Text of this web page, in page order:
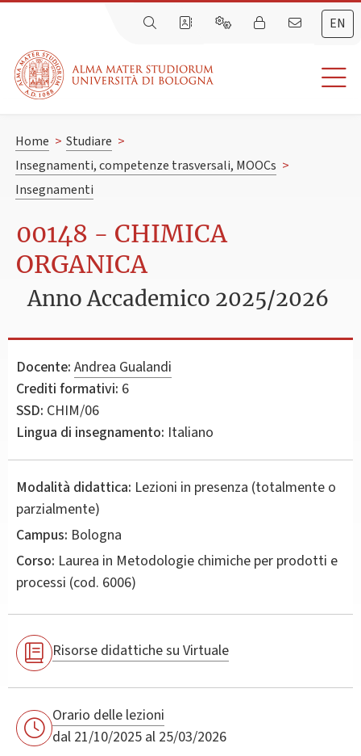
EN
Home > Studiare >
Insegnamenti, competenze trasversali, MOOCs >
Insegnamenti
00148 - CHIMICA
ORGANICA
Anno Accademico 2025/2026
Docente: Andrea Gualandi
Crediti formativi: 6
SSD: CHIM/06
Lingua di insegnamento: Italiano
Modalità didattica: Lezioni in presenza (totalmente o
parzialmente)
Campus: Bologna
Corso: Laurea in Metodologie chimiche per prodotti e
processi (cod. 6006)
Risorse didattiche su Virtuale
Orario delle lezioni
dal 21/10/2025 al 25/03/2026